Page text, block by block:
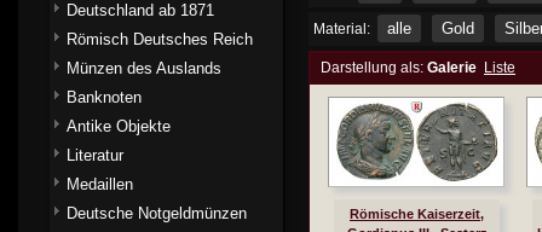
Material: alle Gold
Darstellung als: Galerie Liste
Römische Kaiserzeit,
Deutschland ab 1871
Römisch Deutsches Reich
Münzen des Auslands
Banknoten
Antike Objekte
Literatur
Medaillen
Deutsche Notgeldmünzen